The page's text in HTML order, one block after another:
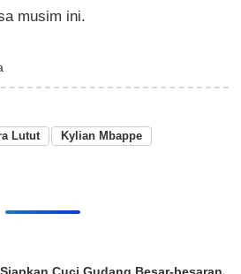
musim ini.
Lutut
Kylian Mbappe